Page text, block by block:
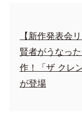
【新作発表会
賢者がうなっ
作！「ザ クレ
が登場